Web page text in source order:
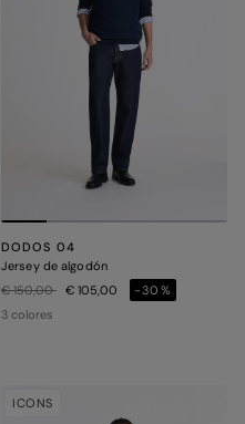
DODOS 04
Jersey de algodón
Precio rebajado de
€ 150,00a € 105,00
-30%
3 colores
ICONS